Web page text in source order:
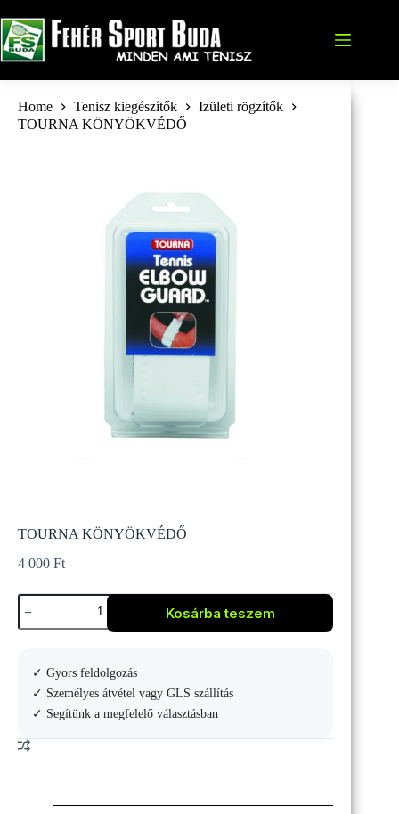
to
content
Home Tenisz kiegészítők
Izületi rögzítők
TOURNA KÖNYÖKVÉDŐ
TOURNA KÖNYÖKVÉDŐ
4 000 Ft
TOURNA
KÖNYÖKVÉDŐ
mennyiség
Kosárba teszem
✓ Gyors feldolgozás
✓ Személyes átvétel vagy GLS szállítás
✓ Segítünk a megfelelő választásban